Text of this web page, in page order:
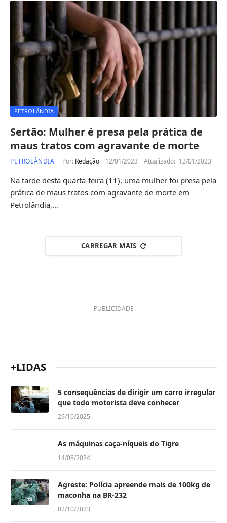
PETROLÂNDIA
Sertão: Mulher é presa pela prática de
maus tratos com agravante de morte
PETROLÂNDIA Por: Redação 12/01/2023 Atualizado: 12/01/2023
Na tarde desta quarta-feira (11), uma mulher foi presa pela
prática de maus tratos com agravante de morte em
Petrolândia,…
CARREGAR MAIS
PUBLICIDADE
+LIDAS
5 consequências de dirigir um carro irregular
que todo motorista deve conhecer
29/10/2025
As máquinas caça-níqueis do Tigre
14/08/2024
Agreste: Polícia apreende mais de 100kg de
maconha na BR-232
02/10/2023